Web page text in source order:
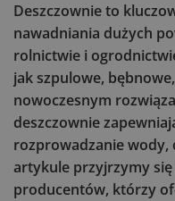
Deszczownie to
nawadniania dużych
rolnictwie i
jak szpulowe,
nowoczesnym
deszczownie
rozprowadzanie wody,
artykule przyjrzymy
producentów, którzy